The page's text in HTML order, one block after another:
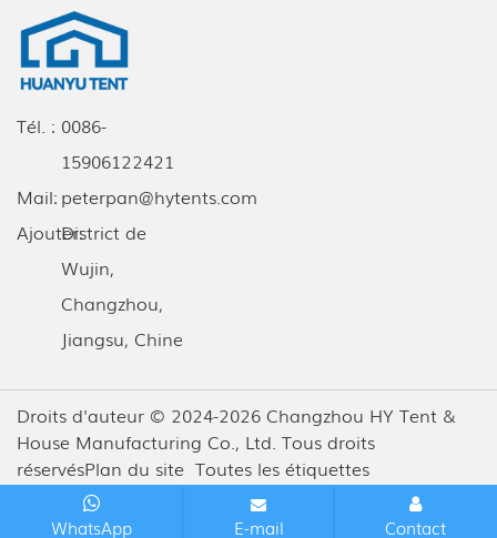
Ajouter:District de
Wujin,
Changzhou,
Jiangsu, Chine
Tél. : 0086-
15906122421
Mail: peterpan@hytents.com
Droits d'auteur © 2024-2026 Changzhou HY Tent &
House Manufacturing Co., Ltd. Tous droits
réservésPlan du site Toutes les étiquettes
WhatsApp E-mail Contact